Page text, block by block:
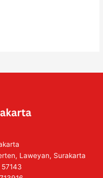
Laweyan, Surakarta